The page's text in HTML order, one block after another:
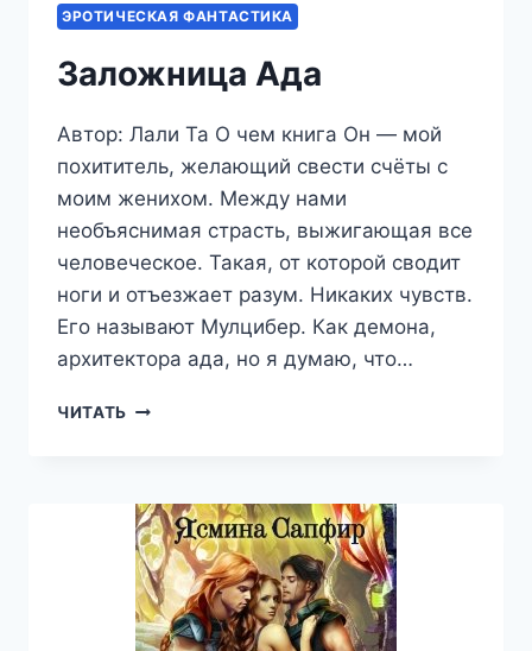
ЭРОТИЧЕСКАЯ ФАНТАСТИКА
Заложница Ада
Автор: Лали Та О чем книга Он — мой
похититель, желающий свести счёты с
моим женихом. Между нами
необъяснимая страсть, выжигающая все
человеческое. Такая, от которой сводит
ноги и отъезжает разум. Никаких чувств.
Его называют Мулцибер. Как демона,
архитектора ада, но я думаю, что…
ЧИТАТЬ ЗАЛОЖНИЦА